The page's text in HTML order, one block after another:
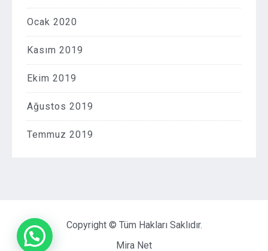
Ocak 2020
Kasım 2019
Ekim 2019
Ağustos 2019
Temmuz 2019
Copyright © Tüm Hakları Saklıdır.
Mira Net